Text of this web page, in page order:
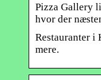
Pizza Gallery
hvor der
Restauranter i
mere.